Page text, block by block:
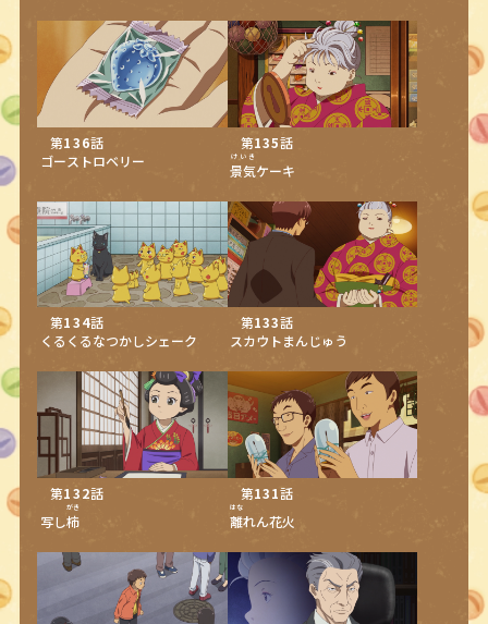
第136話
ゴーストロベリー
第135話
景気
けいき
ケーキ
第134話
くるくるなつかしシェーク
第133話
スカウトまんじゅう
第132話
写し柿
がき
第131話
離
はな
れん花火